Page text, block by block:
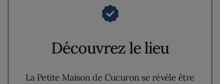
Découvrez le lieu
La Petite Maison de Cucuron se révèle être